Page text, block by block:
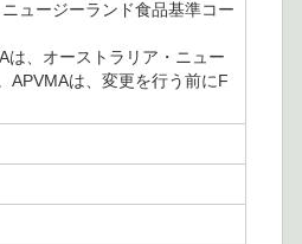
ュージーランド食品基準コー
、オーストラリア・ニュー
APVMAは、変更を行う前にF